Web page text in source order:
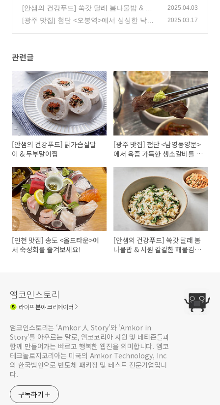
즐겨보세요!
(0)
[안샘의 건강푸드] 쑥갓 달래 봄나물밥 & 시
원 칼칼한 해물김치찌개
(0)
2025.04.03
[광주 맛집] 첨단 <오봉역>에서 싱싱한 낙지
2025.03.17
관련글
[안샘의 건강푸드] 닭가슴살말
이 & 두부말이찜
[광주 맛집] 첨단 <남영동양문>
에서 육즙 가득한 생소갈비를 만
[인천 맛집] 송도 <올드타운>에
서 숙성회를 즐겨보세요!
[안샘의 건강푸드] 쑥갓 달래 봄
나물밥 & 시원 칼칼한 해물김치
앰코인스토리
라이프분야 크리에이터
앰코인스토리는 ‘Amkor 人 Story’와 ‘Amkor in
Story’를 아우르는 말로, 앰코코리아 사원 및 네티즌들과
함께 만들어가는 빠르고 행복한 웹진을 의미합니다. 앰코
테크놀로지코리아는 미국의 Amkor Technology, Inc
의 한국법인으로 반도체 패키징 및 테스트 전문기업입니
다.
구독하기